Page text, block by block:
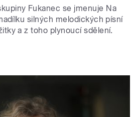
Fukanec se jmenuje Na
silných melodických písní
a z toho plynoucí sdělení.